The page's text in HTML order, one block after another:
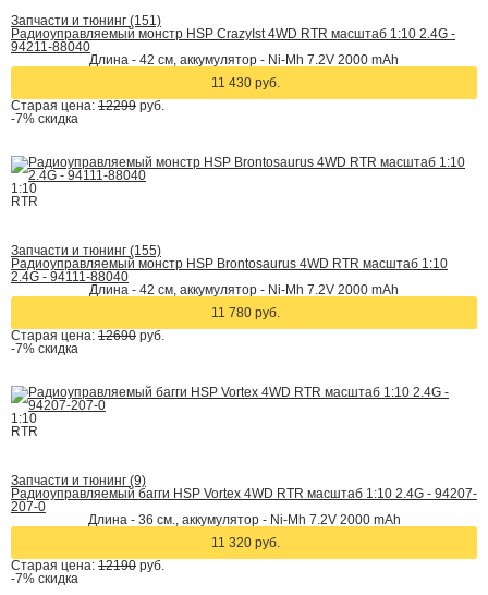
Запчасти и тюнинг (151)
Радиоуправляемый монстр HSP CrazyIst 4WD RTR масштаб 1:10 2.4G -
94211-88040
Длина - 42 cм, аккумулятор - Ni-Mh 7.2V 2000 mAh
11 430 руб.
Старая цена: 12299 руб.
-7% скидка
1:10
RTR
Запчасти и тюнинг (155)
Радиоуправляемый монстр HSP Brontosaurus 4WD RTR масштаб 1:10
2.4G - 94111-88040
Длина - 42 cм, аккумулятор - Ni-Mh 7.2V 2000 mAh
11 780 руб.
Старая цена: 12690 руб.
-7% скидка
1:10
RTR
Запчасти и тюнинг (9)
Радиоуправляемый багги HSP Vortex 4WD RTR масштаб 1:10 2.4G - 94207-
207-0
Длина - 36 см., аккумулятор - Ni-Mh 7.2V 2000 mAh
11 320 руб.
Старая цена: 12190 руб.
-7% скидка